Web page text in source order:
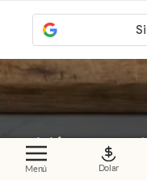
Menú Dolar
Nutrición.Huevos
diferencia y cuál